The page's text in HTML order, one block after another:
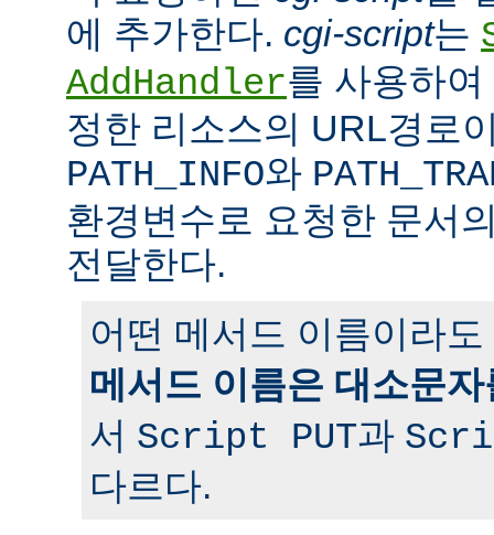
에 추가한다. cgi-script는
AddHandler를 사용하
정한 리소스의 URL경로
PATH_INFO와
환경변수로 요청한 문서
전달한다.
어떤 메서드 이름이라
메서드 이름은 대소문
서 Script PUT과
다르다.